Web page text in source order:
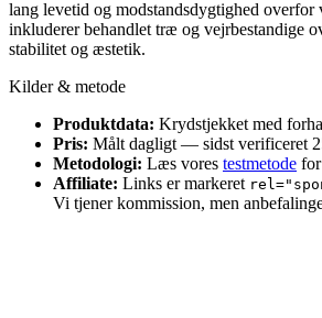
lang levetid og modstandsdygtighed overfor
inkluderer behandlet træ og vejrbestandige
stabilitet og æstetik.
Kilder & metode
Produktdata: Krydstjekket med
Pris: Målt dagligt — sidst verificeret
Metodologi: Læs vores testmetode
Affiliate: Links er markeret
Vi tjener kommission, men